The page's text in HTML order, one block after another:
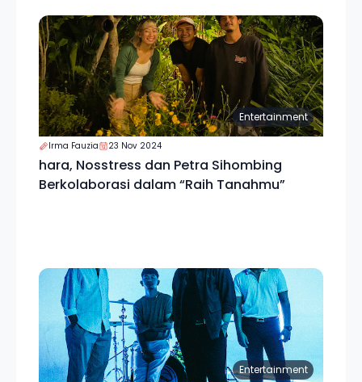
Entertainment
Irma Fauzia 23 Nov 2024
hara, Nosstress dan Petra Sihombing
Berkolaborasi dalam “Raih Tanahmu”
Entertainment